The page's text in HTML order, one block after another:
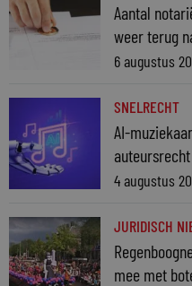
Aantal
weer terug
6 augustus
SNELRECHT
AI-
auteursrecht
4 augustus
JURIDISCH
mee met